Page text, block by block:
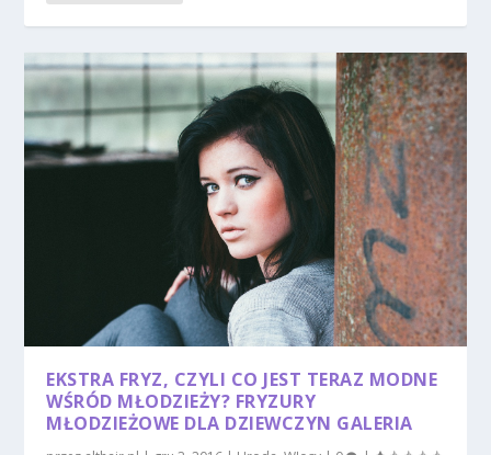
EKSTRA FRYZ, CZYLI CO JEST TERAZ MODNE
WŚRÓD MŁODZIEŻY? FRYZURY
MŁODZIEŻOWE DLA DZIEWCZYN GALERIA